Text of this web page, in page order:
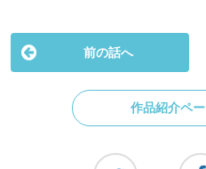
前の話へ
作品紹介ペ